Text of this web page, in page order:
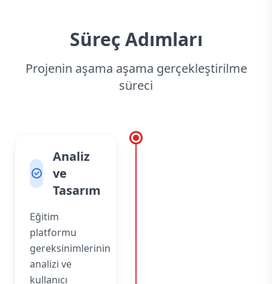
Süreç Adımları
Projenin aşama aşama gerçekleştirilme
süreci
Analiz
ve
Tasarım
Eğitim
platformu
gereksinimlerinin
analizi ve
kullanıcı